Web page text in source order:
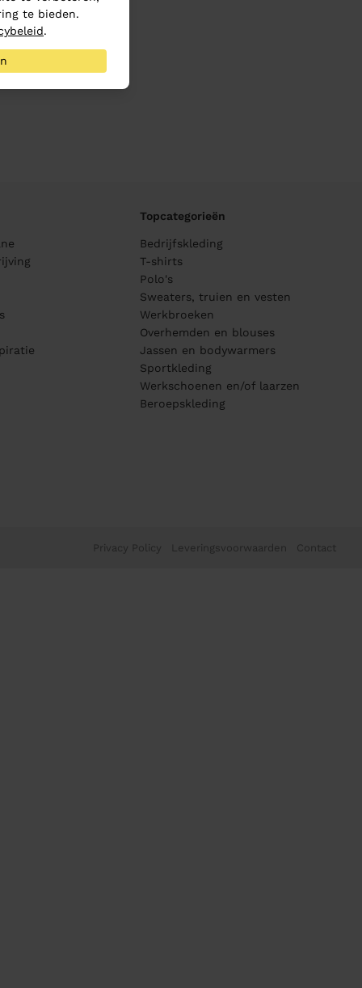
Topcategorieën
Bedrijfskleding
T-shirts
Polo's
Sweaters, truien en vesten
Werkbroeken
Overhemden en blouses
Jassen en bodywarmers
Sportkleding
Werkschoenen en/of laarzen
Beroepskleding
Privacy Policy Leveringsvoorwaarden Contact
te bieden.
.